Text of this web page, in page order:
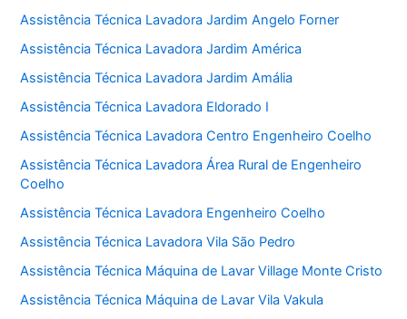
Assistência Técnica Lavadora Jardim Angelo Forner
Assistência Técnica Lavadora Jardim América
Assistência Técnica Lavadora Jardim Amália
Assistência Técnica Lavadora Eldorado I
Assistência Técnica Lavadora Centro Engenheiro Coelho
Assistência Técnica Lavadora Área Rural de Engenheiro
Coelho
Assistência Técnica Lavadora Engenheiro Coelho
Assistência Técnica Lavadora Vila São Pedro
Assistência Técnica Máquina de Lavar Village Monte Cristo
Assistência Técnica Máquina de Lavar Vila Vakula